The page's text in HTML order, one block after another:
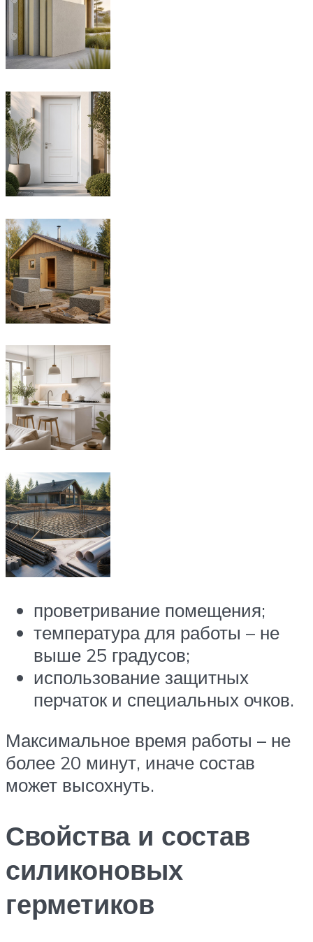
проветривание помещения;
температура для работы – не
выше 25 градусов;
использование защитных
перчаток и специальных очков.
Максимальное время работы – не
более 20 минут, иначе состав
может высохнуть.
Свойства и состав
силиконовых
герметиков